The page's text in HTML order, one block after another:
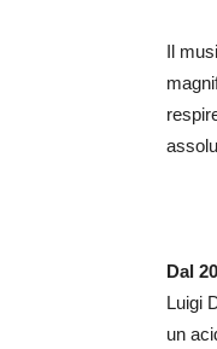
Il
Dal
Luigi
un